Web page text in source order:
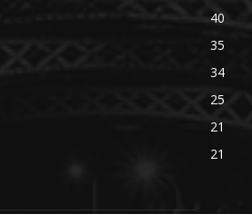
40
35
34
25
21
21